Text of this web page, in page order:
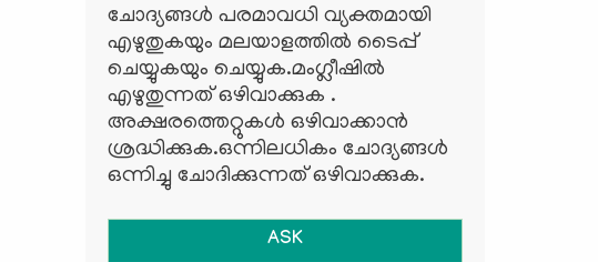
ചോദ്യങ്ങള്‍ പരമാവധി വ്യക്തമായി
എഴുതുകയും മലയാളത്തില്‍ ടൈപ്പ്
ചെയ്യുകയും ചെയ്യുക.മംഗ്ലീഷില്‍
എഴുതുന്നത് ഒഴിവാക്കുക .
അക്ഷരത്തെറ്റുകള്‍ ഒഴിവാക്കാന്‍
ശ്രദ്ധിക്കുക.ഒന്നിലധികം ചോദ്യങ്ങള്‍
ഒന്നിച്ചു ചോദിക്കുന്നത് ഒഴിവാക്കുക.
ASK